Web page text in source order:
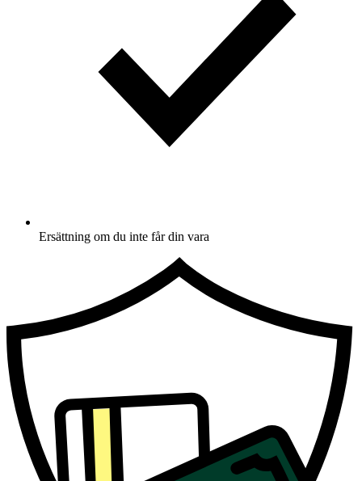
Ersättning om du inte får din vara